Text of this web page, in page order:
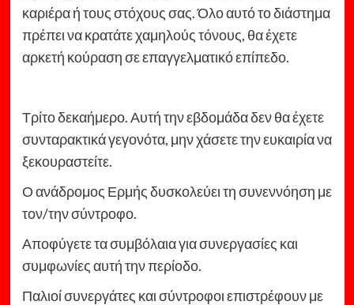
καριέρα ή τους στόχους σας. Όλο αυτό το διάστημα
πρέπει να κρατάτε χαμηλούς τόνους, θα έχετε
αρκετή κούραση σε επαγγελματικό επίπεδο.
Τρίτο δεκαήμερο. Αυτή την εβδομάδα δεν θα έχετε
συνταρακτικά γεγονότα, μην χάσετε την ευκαιρία να
ξεκουραστείτε.
Ο ανάδρομος Ερμής δυσκολεύει τη συνεννόηση με
τον/την σύντροφο.
Αποφύγετε τα συμβόλαια για συνεργασίες και
συμφωνίες αυτή την περίοδο.
Παλιοί συνεργάτες και σύντροφοι επιστρέφουν με